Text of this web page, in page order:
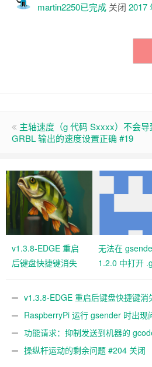
martin2250已完成 关闭 2017
主轴速度（g 代码 Sxxxx）不会导
GRBL 输出的速度设置正确 #19
v1.3.8-EDGE 重启
后键盘快捷键消失
无法在
1.2.0 中打开
v1.3.8-EDGE 重启后键盘快捷键消
关闭RaspberryPi 运行 gsender 时出现
#89功能请求：抑制发送到机器的
gcode 注释。 #444 关闭
操纵杆运动的剩余问题 #204 关闭